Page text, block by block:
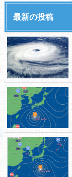
最新の投稿